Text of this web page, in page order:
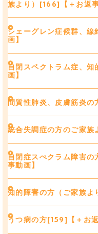
族より）[166]【＋お返事
シェーグレン症候群、
画】
自閉スペクトラム症、
画】
間質性肺炎、皮膚筋炎の
統合失調症の方のご家族
自閉症スぺクラム障害
事動画】
知的障害の方（ご家族よ
うつ病の方[159]【＋お返